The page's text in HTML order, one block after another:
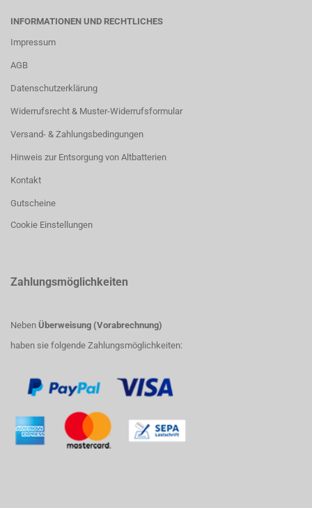
INFORMATIONEN UND RECHTLICHES
Impressum
AGB
Datenschutzerklärung
Widerrufsrecht & Muster-Widerrufsformular
Versand- & Zahlungsbedingungen
Hinweis zur Entsorgung von Altbatterien
Kontakt
Gutscheine
Cookie Einstellungen
Zahlungsmöglichkeiten
Neben Überweisung (Vorabrechnung)
haben sie folgende Zahlungsmöglichkeiten: